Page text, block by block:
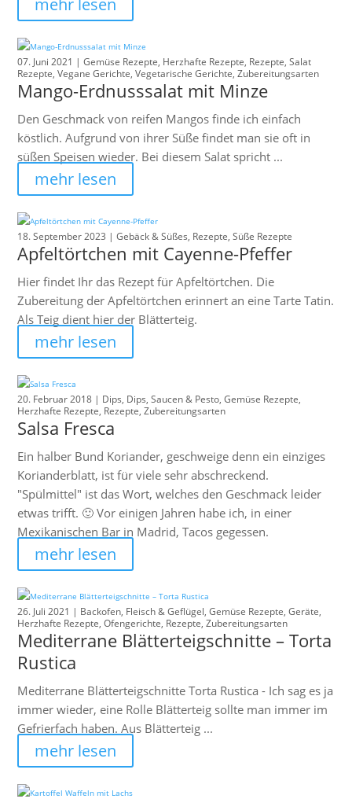
mehr lesen
07. Juni 2021 |Gemüse Rezepte, Herzhafte Rezepte, Rezepte, Salat
Rezepte, Vegane Gerichte, Vegetarische Gerichte, Zubereitungsarten
Mango-Erdnusssalat mit Minze
Den Geschmack von reifen Mangos finde ich einfach
köstlich. Aufgrund von ihrer Süße findet man sie oft in
süßen Speisen wieder. Bei diesem Salat spricht ...
mehr lesen
18. September 2023 |Gebäck & Süßes, Rezepte, Süße Rezepte
Apfeltörtchen mit Cayenne-Pfeffer
Hier findet Ihr das Rezept für Apfeltörtchen. Die
Zubereitung der Apfeltörtchen erinnert an eine Tarte Tatin.
Als Teig dient hier der Blätterteig.
mehr lesen
20. Februar 2018 | Dips, Dips, Saucen & Pesto, Gemüse Rezepte,
Herzhafte Rezepte, Rezepte, Zubereitungsarten
Salsa Fresca
Ein halber Bund Koriander, geschweige denn ein einziges
Korianderblatt, ist für viele sehr abschreckend.
"Spülmittel" ist das Wort, welches den Geschmack leider
etwas trifft. 🙂 Vor einigen Jahren habe ich, in einer
Mexikanischen Bar in Madrid, Tacos gegessen.
mehr lesen
26. Juli 2021 | Backofen, Fleisch & Geflügel, Gemüse Rezepte, Geräte,
Herzhafte Rezepte, Ofengerichte, Rezepte, Zubereitungsarten
Mediterrane Blätterteigschnitte – Torta
Rustica
Mediterrane Blätterteigschnitte Torta Rustica - Ich sag es ja
immer wieder, eine Rolle Blätterteig sollte man immer im
Gefrierfach haben. Aus Blätterteig ...
mehr lesen